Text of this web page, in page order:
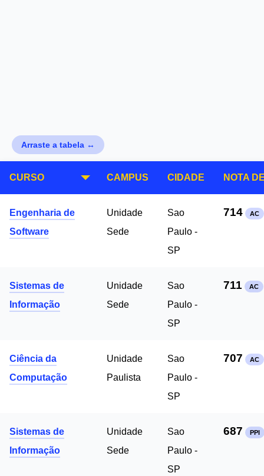
Arraste a tabela ↔
CURSO CAMPUS CIDADE NOTA
Engenharia de
Software
Unidade
Sede
Sao
Paulo -
SP
714 AC
Sistemas de
Informação
Unidade
Sede
Sao
Paulo -
SP
711 AC
Ciência da
Computação
Unidade
Paulista
Sao
Paulo -
SP
707 AC
Sistemas de
Informação
Unidade
Sede
Sao
Paulo -
SP
687 PPI